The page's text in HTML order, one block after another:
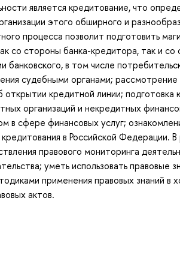
является кредитование, что
этого обширного и
процесса позволит подготовить
со стороны банка-кредитора, так и
банковского, в том числе
судебными органами;
открытии кредитной линии;
организаций и некредитных
в сфере финансовых услуг;
в Российской Федерации. В
правового мониторинга
уметь использовать правовые
применения правовых знаний в
актов.